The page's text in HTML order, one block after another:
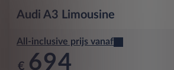
Audi A3 Limousine
All-inclusive prijs vanaf
€ 694